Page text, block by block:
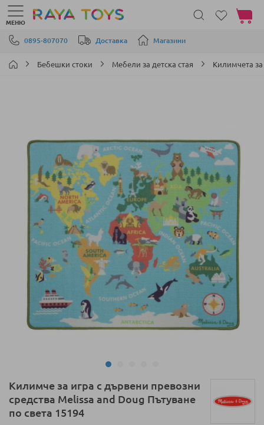
Прескачане към съдържанието
0895-807070 Доставка Магазини
МЕНЮ
Моята
Бебешки стоки Мебели за детска стая Килимчета
галерията
изображенията
Преминете
към
началото
на
Килимче за игра с дървени превозни
средства Melissa and Doug Пътуване
по света 15194